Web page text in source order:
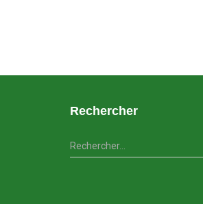
Rechercher
R
e
Rechercher…